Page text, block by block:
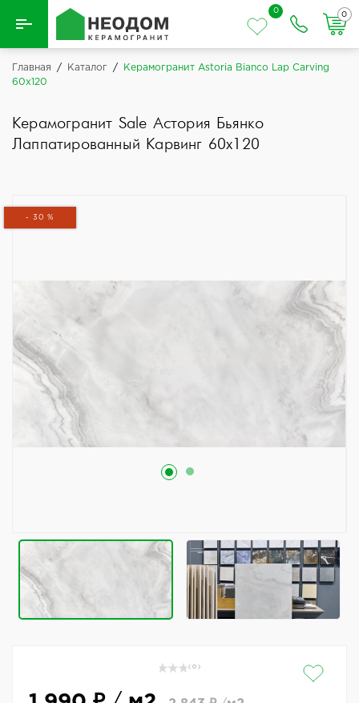
Назад
0
0
Главная / Каталог /
Керамогранит Astoria Bianco Lap Carving
60x120
Керамогранит Sale Астория Бьянко
Лаппатированный Карвинг 60x120
- 30 %
( 0 )